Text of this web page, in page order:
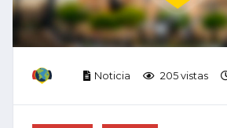
Noticia 205 vistas